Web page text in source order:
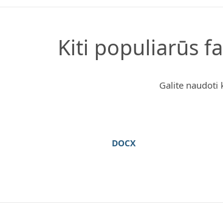
Kiti populiarūs
Galite naudoti
DOCX